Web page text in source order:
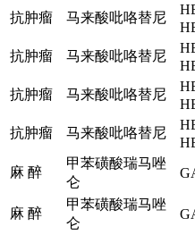
抗肿瘤
马来酸吡咯替尼
抗肿瘤 马来酸吡咯替尼
抗肿瘤 马来酸吡咯替尼
抗肿瘤 马来酸吡咯替尼
麻 醉
甲苯磺酸瑞马唑
仑
麻 醉
甲苯磺酸瑞马唑
仑